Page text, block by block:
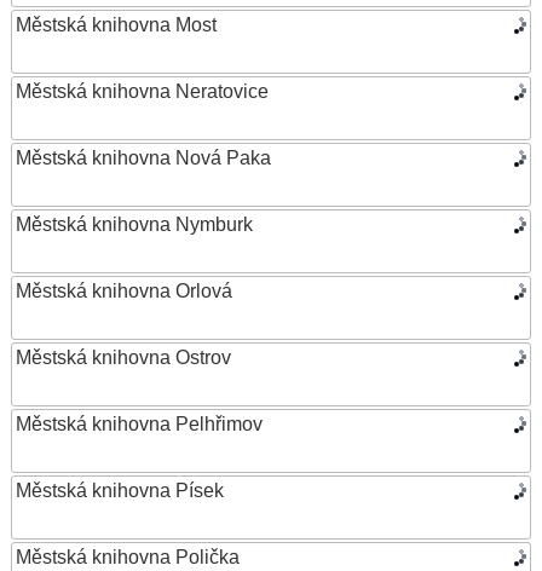
Městská knihovna Most
Městská knihovna Neratovice
Městská knihovna Nová Paka
Městská knihovna Nymburk
Městská knihovna Orlová
Městská knihovna Ostrov
Městská knihovna Pelhřimov
Městská knihovna Písek
Městská knihovna Polička